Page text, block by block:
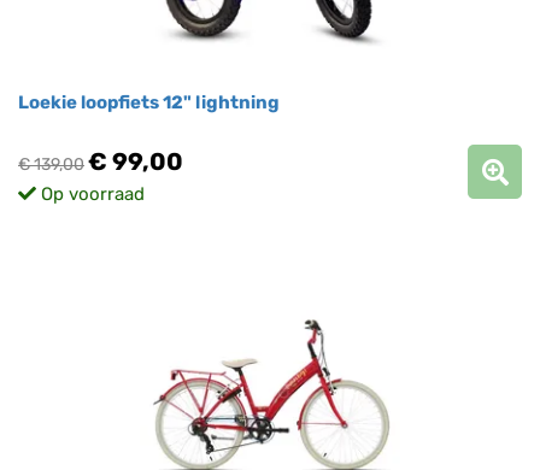
Loekie loopfiets 12" lightning
€ 139,00€ 99,00
Op voorraad